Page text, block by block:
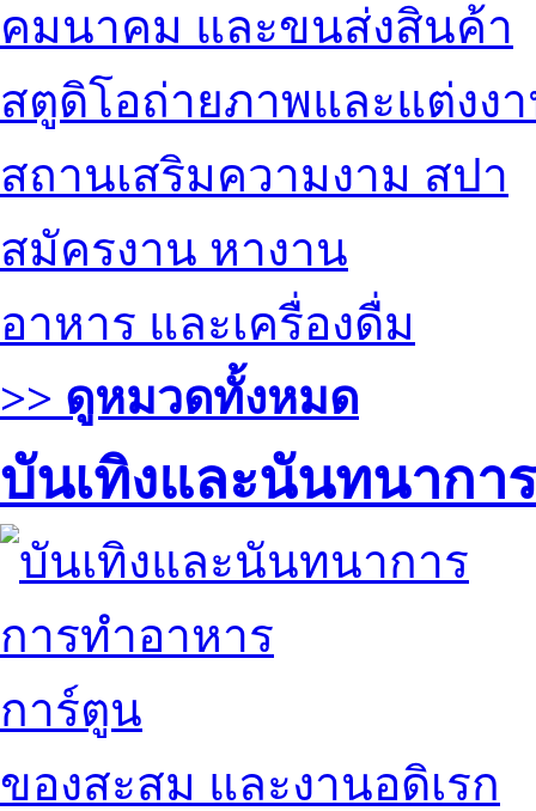
คมนาคม และขนส่งสินค้า
สตูดิโอถ่ายภาพและแต่งง
สถานเสริมความงาม สปา
สมัครงาน หางาน
อาหาร และเครื่องดื่ม
>> ดูหมวดทั้งหมด
บันเทิงและนันทนาการ
การทำอาหาร
การ์ตูน
ของสะสม และงานอดิเรก